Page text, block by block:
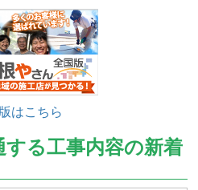
はこちら
る工事内容の新着